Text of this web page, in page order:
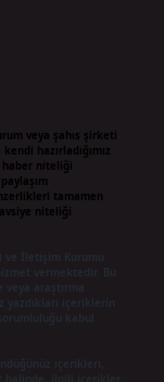
veya şahıs şirketi
hazırladığımız
niteliği
tamamen
niteliği
ve İletişim Kurumu
vermektedir. Bu
araştırma
içeriklerin
içerikleri,